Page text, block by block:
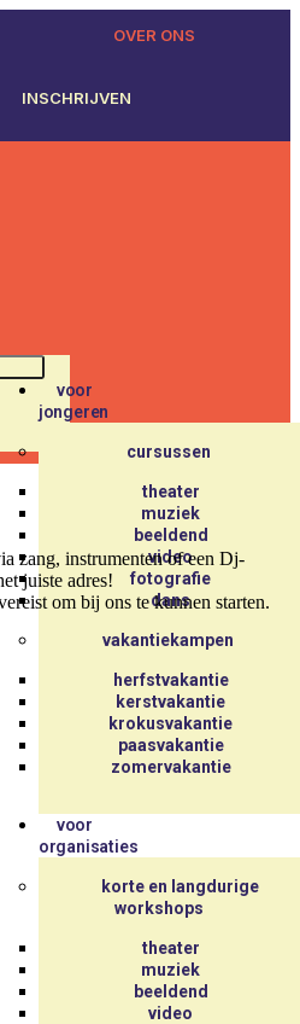
OVER ONS
INSCHRIJVEN
voor
jongeren
cursussen
theater
muziek
beeldend
video
fotografie
dans
vakantiekampen
herfstvakantie
kerstvakantie
krokusvakantie
paasvakantie
zomervakantie
voor
organisaties
korte en langdurige
workshops
theater
muziek
beeldend
video
zang, instrumenten of een Dj-
juiste adres!
om bij ons te kunnen starten.